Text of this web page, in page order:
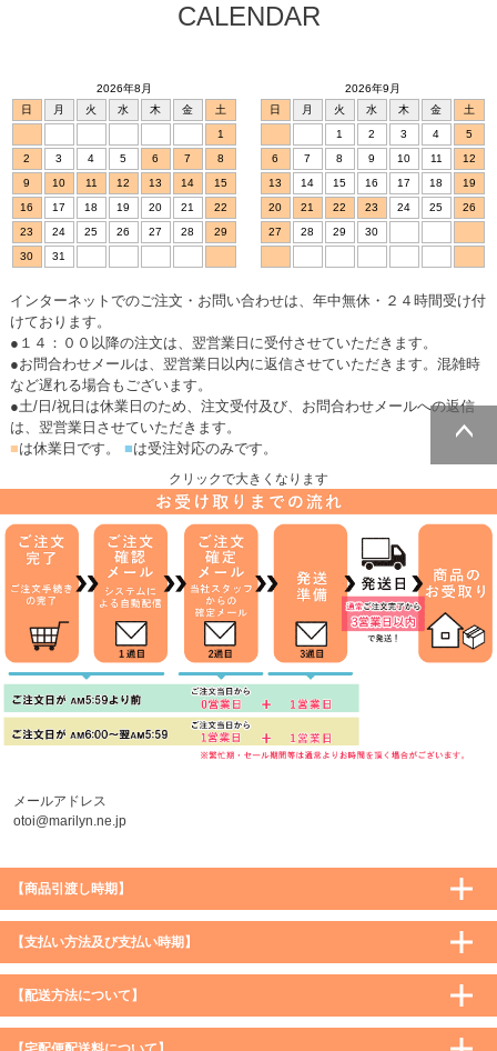
ページトッ
プへ
CALENDAR
2026年8月
日
月 火 水 木 金
土
1
2
3 4 5 6 7
8
9
10 11 12 13 14
15
16
17 18 19 20 21
22
23
24 25 26 27 28
29
30
31
2026年9月
日
月 火 水 木 金
土
1
2 3 4
5
6
7 8 9 10 11
12
13
14 15 16 17 18
19
20
21 22 23 24 25
26
27
28 29 30
インターネットでのご注文・お問い合わせは、年中無休・２４時間受け付
けております。
●１４：００以降の注文は、翌営業日に受付させていただきます。
●お問合わせメールは、翌営業日以内に返信させていただきます。混雑時
など遅れる場合もございます。
●土/日/祝日は休業日のため、注文受付及び、お問合わせメールへの返信
は、翌営業日させていただきます。
■は休業日です。 ■は受注対応のみです。
クリックで大きくなります
メールアドレス
otoi@marilyn.ne.jp
【商品引渡し時期】
【支払い方法及び支払い時期】
【配送方法について】